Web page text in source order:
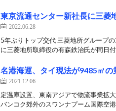
東京流通センター新社長に三菱
2022.06.28
5年ぶりトップ交代 三菱地所グループ
に三菱地所取締役の有森鉄治氏が同日
名港海運、タイ現法が9485㎡の
2021.12.06
定温庫設置、東南アジアで物流事業拡
バンコク郊外のスワンナプーム国際空